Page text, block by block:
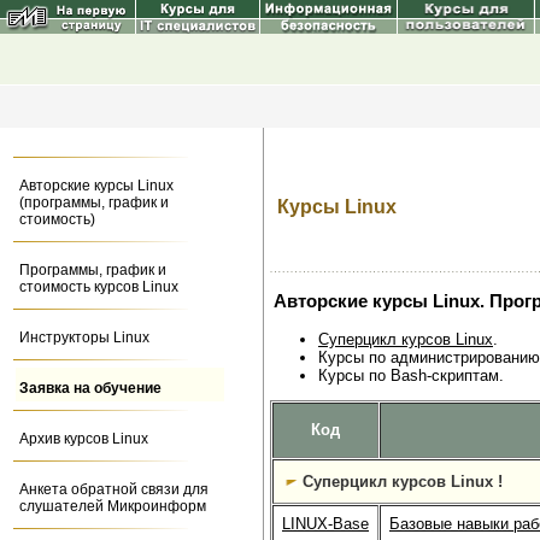
Авторские курсы Linux
(программы, график и
стоимость)
Программы, график и
стоимость курсов Linuх
Инструкторы Linuх
Заявка на обучение
Архив курсов Linux
Анкета обратной связи для
слушателей Микроинформ
Курсы Linuх
Авторские курсы Linux.
Суперцикл курсов Linux.
Курсы по
Курсы по Bash-скриптам.
Код
Суперцикл курсов Linux !
LINUX-Base Базовые навыки